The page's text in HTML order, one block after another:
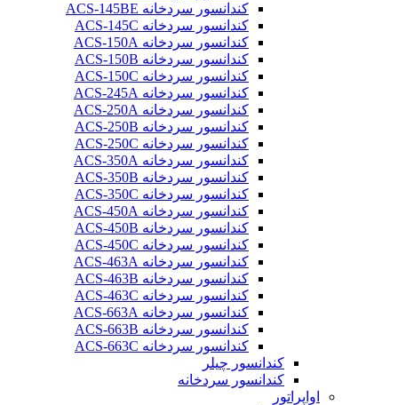
کندانسور سردخانه ACS-145BE
کندانسور سردخانه ACS-145C
کندانسور سردخانه ACS-150A
کندانسور سردخانه ACS-150B
کندانسور سردخانه ACS-150C
کندانسور سردخانه ACS-245A
کندانسور سردخانه ACS-250A
کندانسور سردخانه ACS-250B
کندانسور سردخانه ACS-250C
کندانسور سردخانه ACS-350A
کندانسور سردخانه ACS-350B
کندانسور سردخانه ACS-350C
کندانسور سردخانه ACS-450A
کندانسور سردخانه ACS-450B
کندانسور سردخانه ACS-450C
کندانسور سردخانه ACS-463A
کندانسور سردخانه ACS-463B
کندانسور سردخانه ACS-463C
کندانسور سردخانه ACS-663A
کندانسور سردخانه ACS-663B
کندانسور سردخانه ACS-663C
کندانسور چیلر
کندانسور سردخانه
اواپراتور